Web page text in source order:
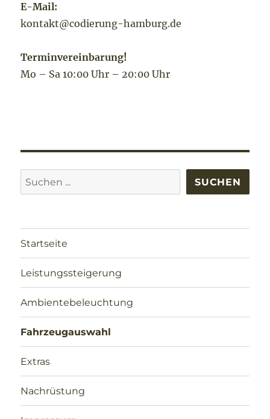
E-Mail:
kontakt@codierung-hamburg.de
Terminvereinbarung!
Mo – Sa 10:00 Uhr – 20:00 Uhr
Suchen SUCHEN
Startseite
Leistungssteigerung
Ambientebeleuchtung
Fahrzeugauswahl
Extras
Nachrüstung